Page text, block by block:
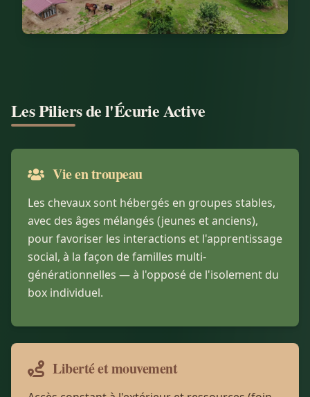
Les Piliers de l'Écurie Active
Vie en troupeau
Les chevaux sont hébergés en groupes stables,
avec des âges mélangés (jeunes et anciens),
pour favoriser les interactions et l'apprentissage
social, à la façon de familles multi-
générationnelles — à l'opposé de l'isolement du
box individuel.
Liberté et mouvement